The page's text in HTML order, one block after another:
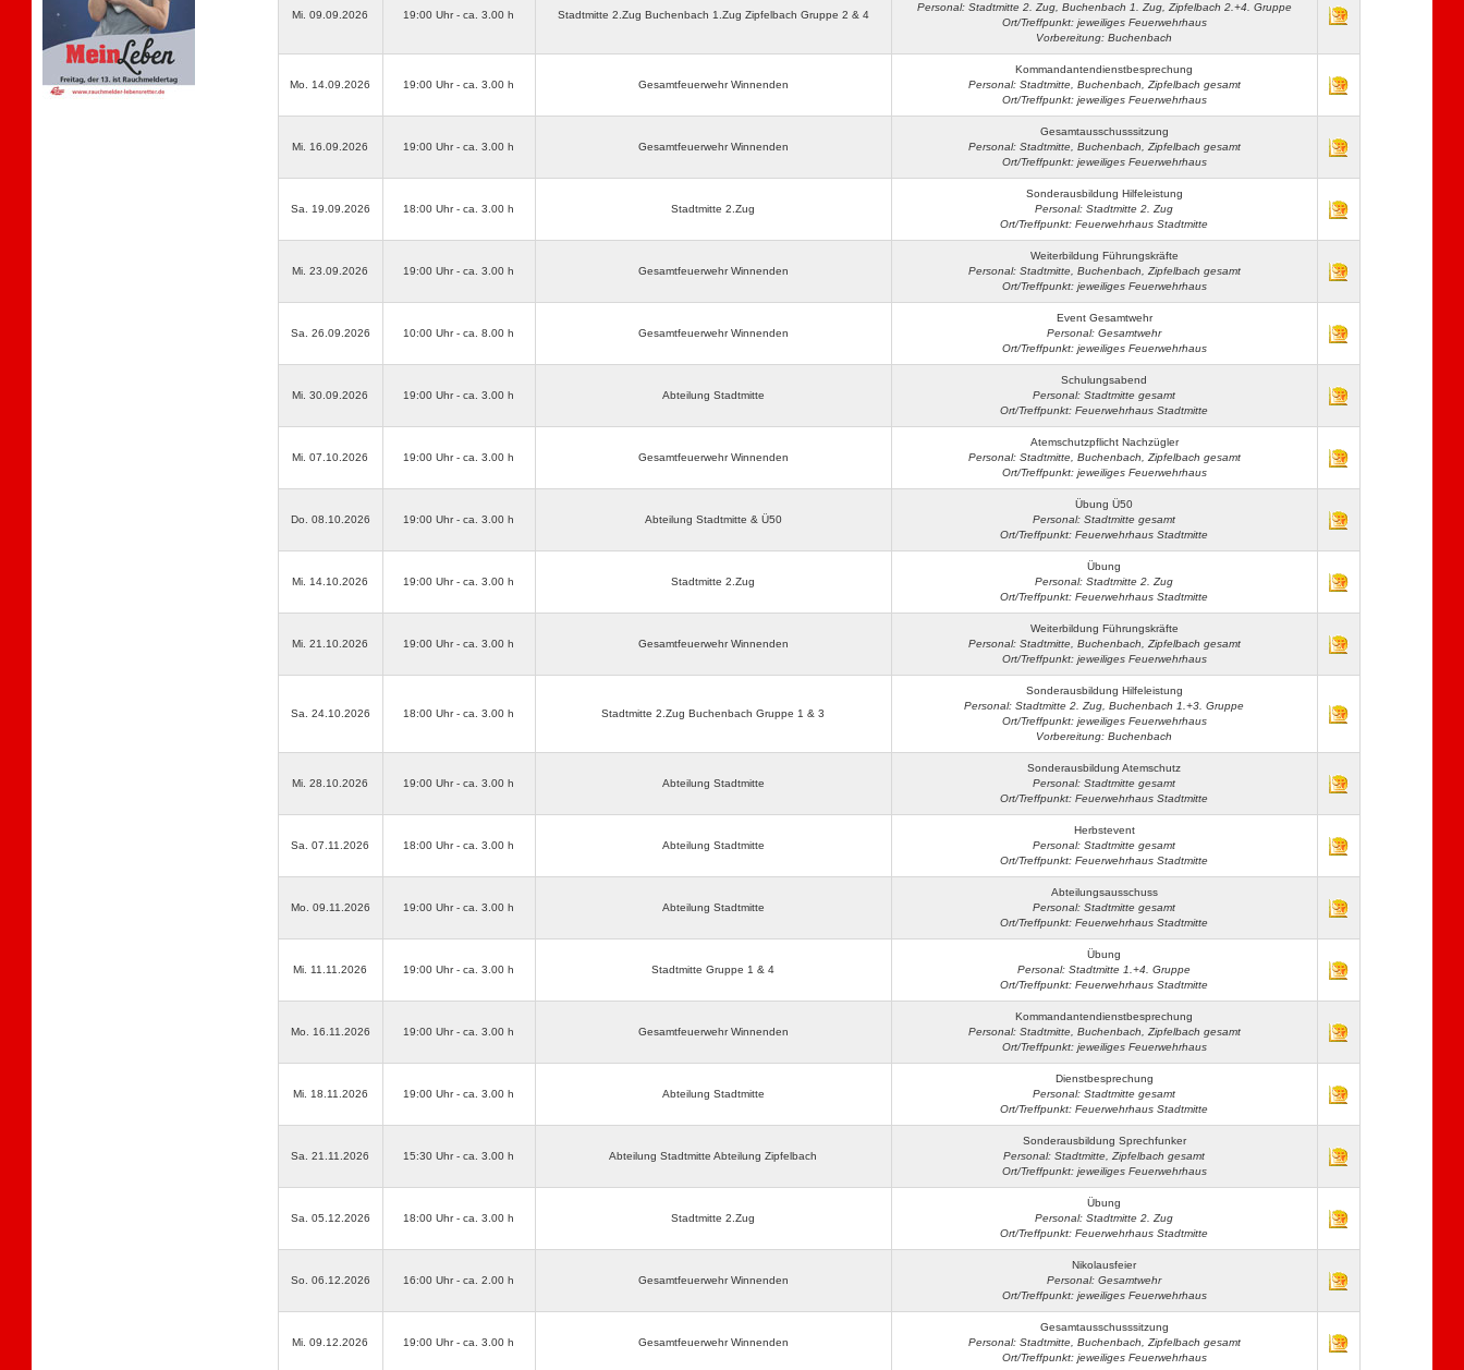
Mi. 09.09.2026 19:00 Uhr - ca. 3.00 h Stadtmitte 2.Zug Buchenbach 1.Zug Zipfelbach Gruppe 2 & 4
Personal: Stadtmitte 2. Zug, Buchenbach 1. Zug, Zipfelbach 2.+4. Gruppe
Ort/Treffpunkt: jeweiliges Feuerwehrhaus
Vorbereitung: Buchenbach
Mo. 14.09.2026 19:00 Uhr - ca. 3.00 h Gesamtfeuerwehr Winnenden
Kommandantendienstbesprechung
Personal: Stadtmitte, Buchenbach, Zipfelbach gesamt
Ort/Treffpunkt: jeweiliges Feuerwehrhaus
Mi. 16.09.2026 19:00 Uhr - ca. 3.00 h Gesamtfeuerwehr Winnenden
Gesamtausschusssitzung
Personal: Stadtmitte, Buchenbach, Zipfelbach gesamt
Ort/Treffpunkt: jeweiliges Feuerwehrhaus
Sa. 19.09.2026 18:00 Uhr - ca. 3.00 h Stadtmitte 2.Zug
Sonderausbildung Hilfeleistung
Personal: Stadtmitte 2. Zug
Ort/Treffpunkt: Feuerwehrhaus Stadtmitte
Mi. 23.09.2026 19:00 Uhr - ca. 3.00 h Gesamtfeuerwehr Winnenden
Weiterbildung Führungskräfte
Personal: Stadtmitte, Buchenbach, Zipfelbach gesamt
Ort/Treffpunkt: jeweiliges Feuerwehrhaus
Sa. 26.09.2026 10:00 Uhr - ca. 8.00 h Gesamtfeuerwehr Winnenden
Event Gesamtwehr
Personal: Gesamtwehr
Ort/Treffpunkt: jeweiliges Feuerwehrhaus
Mi. 30.09.2026 19:00 Uhr - ca. 3.00 h Abteilung Stadtmitte
Schulungsabend
Personal: Stadtmitte gesamt
Ort/Treffpunkt: Feuerwehrhaus Stadtmitte
Mi. 07.10.2026 19:00 Uhr - ca. 3.00 h Gesamtfeuerwehr Winnenden
Atemschutzpflicht Nachzügler
Personal: Stadtmitte, Buchenbach, Zipfelbach gesamt
Ort/Treffpunkt: jeweiliges Feuerwehrhaus
Do. 08.10.2026 19:00 Uhr - ca. 3.00 h Abteilung Stadtmitte & Ü50
Übung Ü50
Personal: Stadtmitte gesamt
Ort/Treffpunkt: Feuerwehrhaus Stadtmitte
Mi. 14.10.2026 19:00 Uhr - ca. 3.00 h Stadtmitte 2.Zug
Übung
Personal: Stadtmitte 2. Zug
Ort/Treffpunkt: Feuerwehrhaus Stadtmitte
Mi. 21.10.2026 19:00 Uhr - ca. 3.00 h Gesamtfeuerwehr Winnenden
Weiterbildung Führungskräfte
Personal: Stadtmitte, Buchenbach, Zipfelbach gesamt
Ort/Treffpunkt: jeweiliges Feuerwehrhaus
Sa. 24.10.2026 18:00 Uhr - ca. 3.00 h Stadtmitte 2.Zug Buchenbach Gruppe 1 & 3
Sonderausbildung Hilfeleistung
Personal: Stadtmitte 2. Zug, Buchenbach 1.+3. Gruppe
Ort/Treffpunkt: jeweiliges Feuerwehrhaus
Vorbereitung: Buchenbach
Mi. 28.10.2026 19:00 Uhr - ca. 3.00 h Abteilung Stadtmitte
Sonderausbildung Atemschutz
Personal: Stadtmitte gesamt
Ort/Treffpunkt: Feuerwehrhaus Stadtmitte
Sa. 07.11.2026 18:00 Uhr - ca. 3.00 h Abteilung Stadtmitte
Herbstevent
Personal: Stadtmitte gesamt
Ort/Treffpunkt: Feuerwehrhaus Stadtmitte
Mo. 09.11.2026 19:00 Uhr - ca. 3.00 h Abteilung Stadtmitte
Abteilungsausschuss
Personal: Stadtmitte gesamt
Ort/Treffpunkt: Feuerwehrhaus Stadtmitte
Mi. 11.11.2026 19:00 Uhr - ca. 3.00 h Stadtmitte Gruppe 1 & 4
Übung
Personal: Stadtmitte 1.+4. Gruppe
Ort/Treffpunkt: Feuerwehrhaus Stadtmitte
Mo. 16.11.2026 19:00 Uhr - ca. 3.00 h Gesamtfeuerwehr Winnenden
Kommandantendienstbesprechung
Personal: Stadtmitte, Buchenbach, Zipfelbach gesamt
Ort/Treffpunkt: jeweiliges Feuerwehrhaus
Mi. 18.11.2026 19:00 Uhr - ca. 3.00 h Abteilung Stadtmitte
Dienstbesprechung
Personal: Stadtmitte gesamt
Ort/Treffpunkt: Feuerwehrhaus Stadtmitte
Sa. 21.11.2026 15:30 Uhr - ca. 3.00 h Abteilung Stadtmitte Abteilung Zipfelbach
Sonderausbildung Sprechfunker
Personal: Stadtmitte, Zipfelbach gesamt
Ort/Treffpunkt: jeweiliges Feuerwehrhaus
Sa. 05.12.2026 18:00 Uhr - ca. 3.00 h Stadtmitte 2.Zug
Übung
Personal: Stadtmitte 2. Zug
Ort/Treffpunkt: Feuerwehrhaus Stadtmitte
So. 06.12.2026 16:00 Uhr - ca. 2.00 h Gesamtfeuerwehr Winnenden
Nikolausfeier
Personal: Gesamtwehr
Ort/Treffpunkt: jeweiliges Feuerwehrhaus
Mi. 09.12.2026 19:00 Uhr - ca. 3.00 h Gesamtfeuerwehr Winnenden
Gesamtausschusssitzung
Personal: Stadtmitte, Buchenbach, Zipfelbach gesamt
Ort/Treffpunkt: jeweiliges Feuerwehrhaus